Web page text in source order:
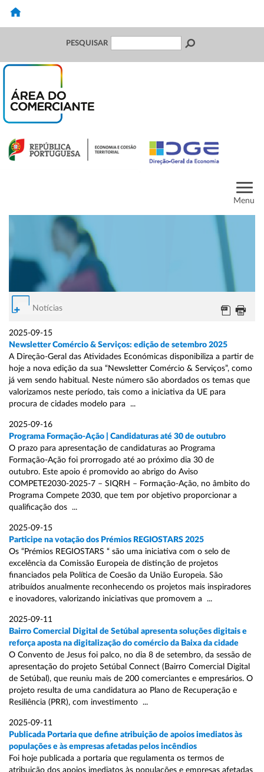
PESQUISAR
Menu
Notícias
2025-09-15
Newsletter Comércio & Serviços: edição de setembro 2025
A Direção-Geral das Atividades Económicas disponibiliza a partir de
hoje a nova edição da sua “Newsletter Comércio & Serviços”, como
já vem sendo habitual. Neste número são abordados os temas que
valorizamos neste período, tais como a iniciativa da UE para
procura de cidades modelo para ...
2025-09-16
Programa Formação-Ação | Candidaturas até 30 de outubro
O prazo para apresentação de candidaturas ao Programa
Formação-Ação foi prorrogado até ao próximo dia 30 de
outubro. Este apoio é promovido ao abrigo do Aviso
COMPETE2030-2025-7 – SIQRH – Formação-Ação, no âmbito do
Programa Compete 2030, que tem por objetivo proporcionar a
qualificação dos ...
2025-09-15
Participe na votação dos Prémios REGIOSTARS 2025
Os “Prémios REGIOSTARS “ são uma iniciativa com o selo de
excelência da Comissão Europeia de distinção de projetos
financiados pela Política de Coesão da União Europeia. São
atribuídos anualmente reconhecendo os projetos mais inspiradores
e inovadores, valorizando iniciativas que promovem a ...
2025-09-11
Bairro Comercial Digital de Setúbal apresenta soluções digitais e
reforça aposta na digitalização do comércio da Baixa da cidade
O Convento de Jesus foi palco, no dia 8 de setembro, da sessão de
apresentação do projeto Setúbal Connect (Bairro Comercial Digital
de Setúbal), que reuniu mais de 200 comerciantes e empresários. O
projeto resulta de uma candidatura ao Plano de Recuperação e
Resiliência (PRR), com investimento ...
2025-09-11
Publicada Portaria que define atribuição de apoios imediatos às
populações e às empresas afetadas pelos incêndios
Foi hoje publicada a portaria que regulamenta os termos de